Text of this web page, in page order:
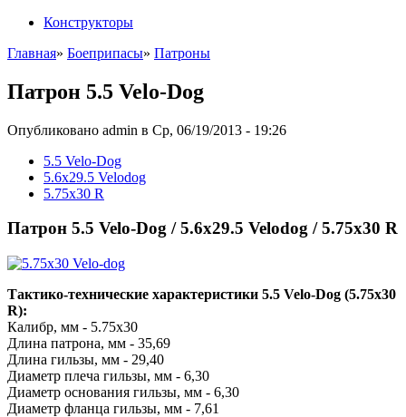
Конструкторы
Главная» Боеприпасы» Патроны
Патрон 5.5 Velo-Dog
Опубликовано admin в Ср, 06/19/2013 - 19:26
5.5 Velo-Dog
5.6x29.5 Velodog
5.75x30 R
Патрон 5.5 Velo-Dog / 5.6x29.5 Velodog / 5.75x30 R
Тактико-технические характеристики 5.5 Velo-Dog (5.75x30
R):
Калибр, мм - 5.75x30
Длина патрона, мм - 35,69
Длина гильзы, мм - 29,40
Диаметр плеча гильзы, мм - 6,30
Диаметр основания гильзы, мм - 6,30
Диаметр фланца гильзы, мм - 7,61